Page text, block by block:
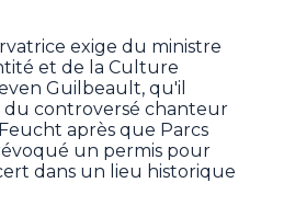
exige du ministre
et de la Culture
Guilbeault, qu'il
du controversé chanteur
après que Parcs
un permis pour
dans un lieu historique